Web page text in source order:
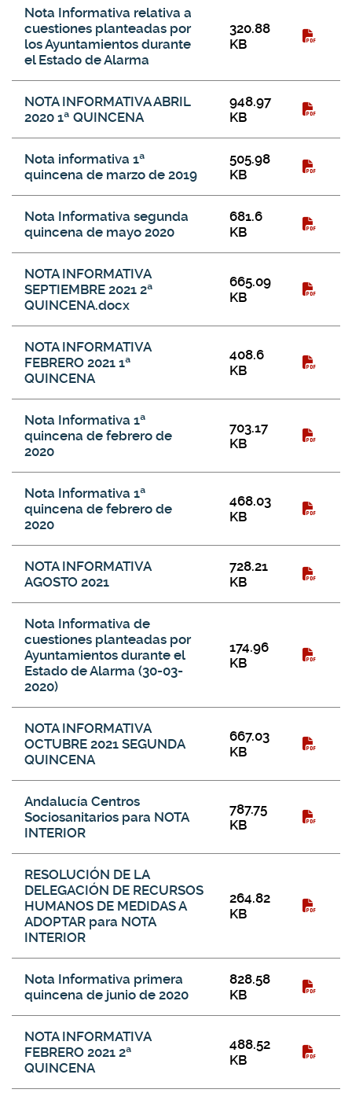
Nota Informativa relativa a
cuestiones planteadas por
los Ayuntamientos durante
el Estado de Alarma
320.88
KB
NOTA INFORMATIVA ABRIL
2020 1ª QUINCENA
948.97
KB
Nota informativa 1ª
quincena de marzo de 2019
505.98
KB
Nota Informativa segunda
quincena de mayo 2020
681.6
KB
NOTA INFORMATIVA
SEPTIEMBRE 2021 2ª
QUINCENA.docx
665.09
KB
NOTA INFORMATIVA
FEBRERO 2021 1ª
QUINCENA
408.6
KB
Nota Informativa 1ª
quincena de febrero de
2020
703.17
KB
Nota Informativa 1ª
quincena de febrero de
2020
468.03
KB
NOTA INFORMATIVA
AGOSTO 2021
728.21
KB
Nota Informativa de
cuestiones planteadas por
Ayuntamientos durante el
Estado de Alarma (30-03-
2020)
174.96
KB
NOTA INFORMATIVA
OCTUBRE 2021 SEGUNDA
QUINCENA
667.03
KB
Andalucía Centros
Sociosanitarios para NOTA
INTERIOR
787.75
KB
RESOLUCIÓN DE LA
DELEGACIÓN DE RECURSOS
HUMANOS DE MEDIDAS A
ADOPTAR para NOTA
INTERIOR
264.82
KB
Nota Informativa primera
quincena de junio de 2020
828.58
KB
NOTA INFORMATIVA
FEBRERO 2021 2ª
QUINCENA
488.52
KB